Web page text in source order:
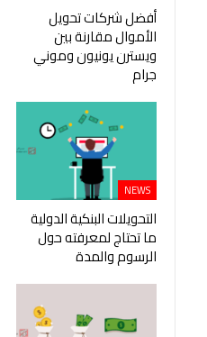
أفضل شركات تحويل
الأموال مقارنة بين
ويسترن يونيون وموني
جرام
NEWS
التحويلات البنكية الدولية
ما تحتاج لمعرفته حول
الرسوم والمدة